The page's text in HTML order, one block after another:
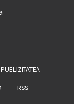
PUBLIZITATEA
RSS